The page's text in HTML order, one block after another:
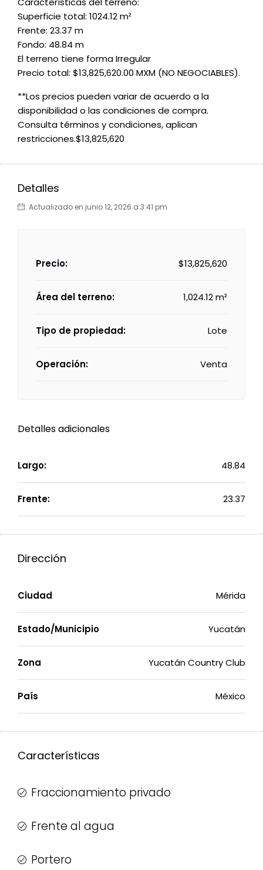
Superficie total: 1024.12 m²
Frente: 23.37 m
Fondo: 48.84 m
El terreno tiene forma Irregular
Precio total: $13,825,620.00 MXM (NO NEGOCIABLES).
**Los precios pueden variar de acuerdo a la
disponibilidad o las condiciones de compra.
Consulta términos y condiciones, aplican
restricciones.$13,825,620
Detalles
Actualizado en junio 12, 2026 a 3:41 pm
Precio: $13,825,620
Área del terreno: 1,024.12 m²
Tipo de propiedad: Lote
Operación: Venta
Detalles adicionales
Largo: 48.84
Frente: 23.37
Dirección
Ciudad Mérida
Estado/Municipio Yucatán
Zona Yucatán Country Club
País México
Características
Fraccionamiento privado
Frente al agua
Portero